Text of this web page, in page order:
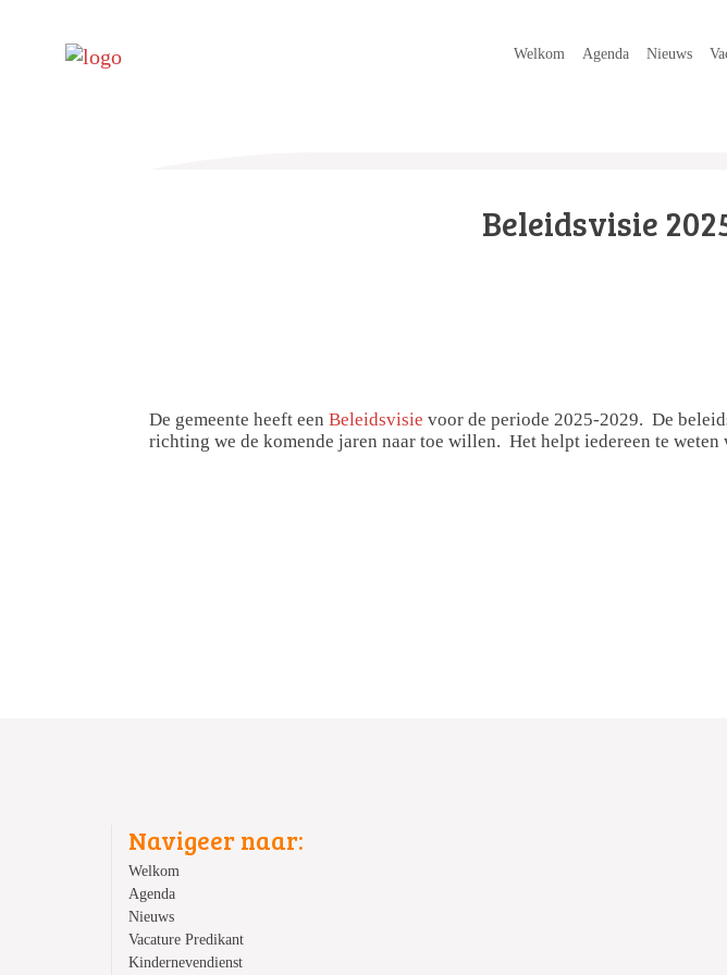
Welkom Agenda Nieuws
Beleidsvisie
De gemeente heeft een Beleidsvisie voor de periode 2025-2029. De
richting we de komende jaren naar toe willen. Het helpt iedereen te
Navigeer naar:
Welkom
Agenda
Nieuws
Vacature Predikant
Kindernevendienst